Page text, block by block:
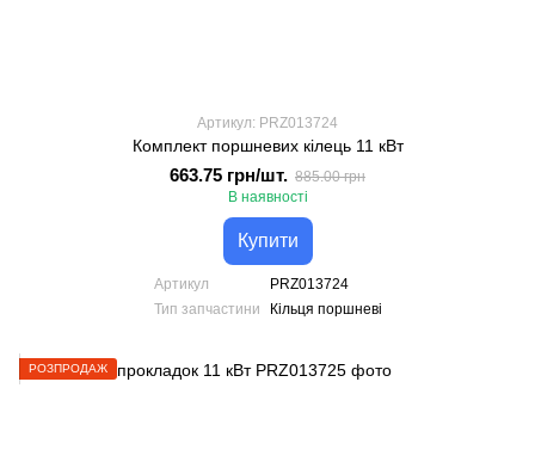
Артикул: PRZ013724
Комплект поршневих кілець 11 кВт
663.75 грн/шт. 885.00 грн
В наявності
Купити
Артикул
PRZ013724
Тип запчастини
Кільця поршневі
РОЗПРОДАЖ